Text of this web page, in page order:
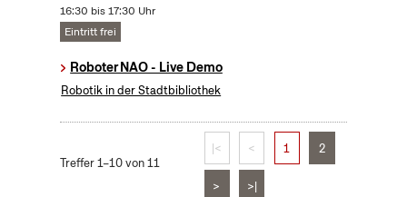
16:30 bis 17:30 Uhr
Eintritt frei
Roboter NAO - Live Demo
Robotik in der Stadtbibliothek
Treffer 1–10 von 11
|< < 1 2
> >|